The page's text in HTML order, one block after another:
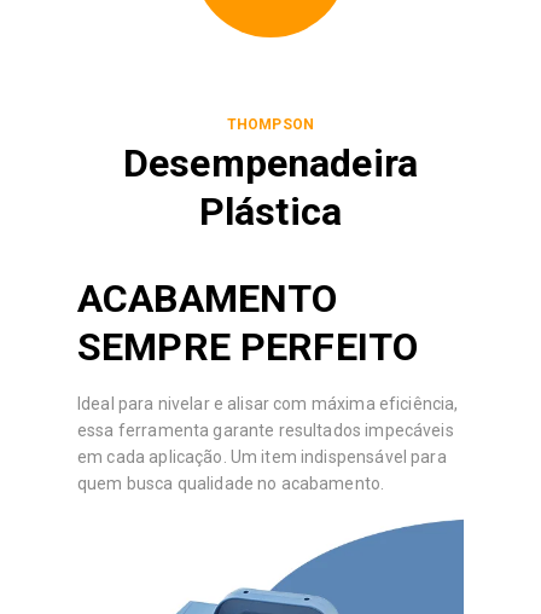
THOMPSON
Desempenadeira
Plástica
ACABAMENTO
SEMPRE PERFEITO
Ideal para nivelar e alisar com máxima eficiência,
essa ferramenta garante resultados impecáveis
em cada aplicação. Um item indispensável para
quem busca qualidade no acabamento.